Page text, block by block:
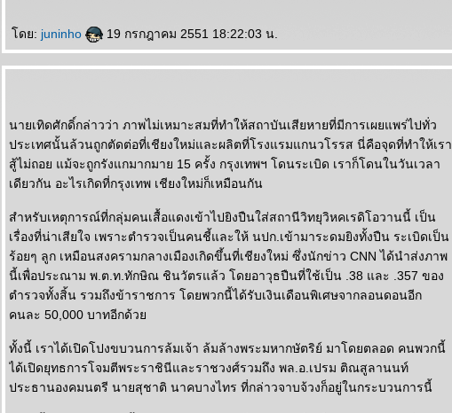
ดย: juninho 19 กรกฎาคม 2551 18:22:03 น.
นายเทิดศักดิ์กล่าวว่า ภาพไม่เหมาะสมที่ทำให้สถาบันเสียหายที่มีการเผยแพร่ไปทั่ว
ประเทศนั้นล้วนถูกตัดต่อที่เชียงใหม่และผลิตที่โรงแรมแกนวโรรส นี่คือจุดที่ทำให้เรา
สู้ไม่ถอย แม้จะถูกรังแกมากมาย 15 ครั้ง กรุงเทพฯ โดนระเบิด เราก็โดนในวันเวลา
เดียวกัน อะไรเกิดที่กรุงเทพ เชียงใหม่ก็เหมือนกัน
สำหรับเหตุการณ์ที่กลุ่มคนเสื้อแดงเข้าไปยิงปืนใส่สถานีวิทยุวิหคเรดิโอวานนี้ เป็น
เรื่องที่น่าเสียใจ เพราะตำรวจเป็นคนชี้และให้ นปก.เข้ามาระดมยิงทั้งปืน ระเบิดเป็น
ร้อยๆ ลูก เหมือนสงครามกลางเมืองเกิดขึ้นที่เชียงใหม่ ซึ่งนักข่าว CNN ได้นำส่งภาพ
นี้เพื่อประณาม พ.ต.ท.ทักษิณ ชินวัตรแล้ว โดยอาวุธปืนที่ใช้เป็น .38 และ .357 ของ
ตำรวจทั้งสิ้น รวมถึงข้าราชการ โดยพวกนี้ได้รับเงินเดือนพิเศษจากลอนดอนอีก
คนละ 50,000 บาทอีกด้ว
ทั้งนี้ เราได้เปิดโปงขบวนการล้มเจ้า ล้มล้างพระมหากษัตริย์ มาโดยตลอด คนพวกนี้
ได้เปิดยุทธการโจมตีพระราชินีและราชวงศ์รวมถึง พล.อ.เปรม ติณสูลานนท์
ประธานองคมนตรี นายสุชาติ นาคบางไทร ที่กล่าวจาบจ้วงก็อยู่ในกระบวนการนี้